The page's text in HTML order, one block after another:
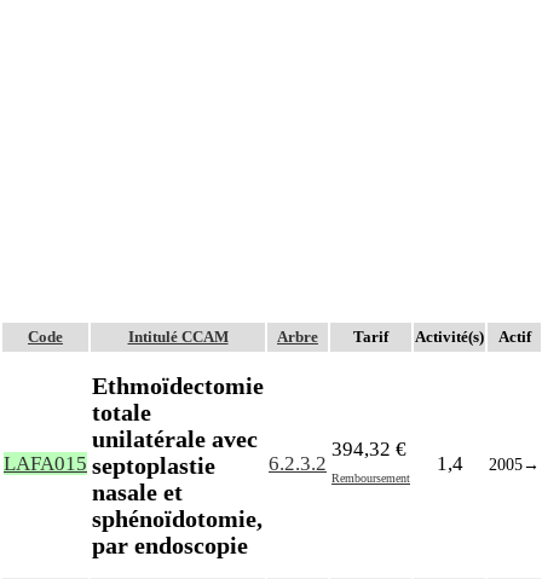
Code Intitulé CCAM Arbre Tarif Activité(s) Actif
LAFA015
Ethmoïdectomie
totale
unilatérale avec
septoplastie
nasale et
sphénoïdotomie,
par endoscopie
6.2.3.2
394,32 €
Remboursement
1,4 2005→